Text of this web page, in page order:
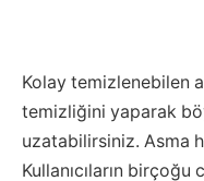
Kolay temizlenebilen
temizliğini yaparak
uzatabilirsiniz. Asma
Kullanıcıların